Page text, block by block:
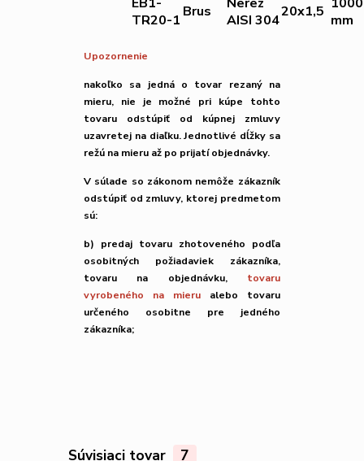
TR20-1 Brus
AISI 30420x1,5 mm
Upozornenie
nakoľko sa jedná o tovar rezaný na
mieru, nie je možné pri kúpe tohto
tovaru odstúpiť od kúpnej zmluvy
uzavretej na diaľku.Jednotlivé dĺžky sa
režú na mieru až po prijatí objednávky.
V súlade so zákonom nemôže zákazník
odstúpiť od zmluvy, ktorej predmetom
sú:
b) predaj tovaru zhotoveného podľa
osobitných požiadaviek zákazníka,
tovaru na objednávku, tovaru
vyrobeného na mierualebo tovaru
určeného osobitne pre jedného
zákazníka;
Súvisiaci tovar 7